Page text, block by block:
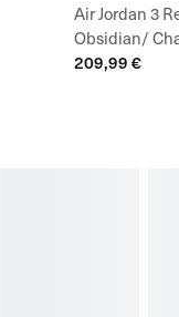
Air Jordan 3
Obsidian/
209,99 €